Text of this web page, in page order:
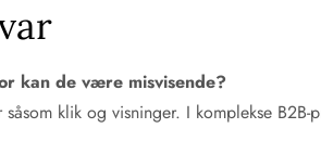
kan de være misvisende?
klik og visninger. I komplekse